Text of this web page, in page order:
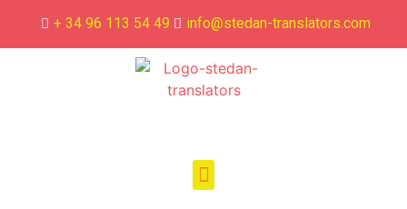
+ 34 96 113 54 49 info@stedan-translators.com